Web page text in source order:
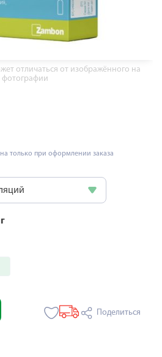
отличаться от изображённого на
фотографии
только при оформлении заказа
Поделиться